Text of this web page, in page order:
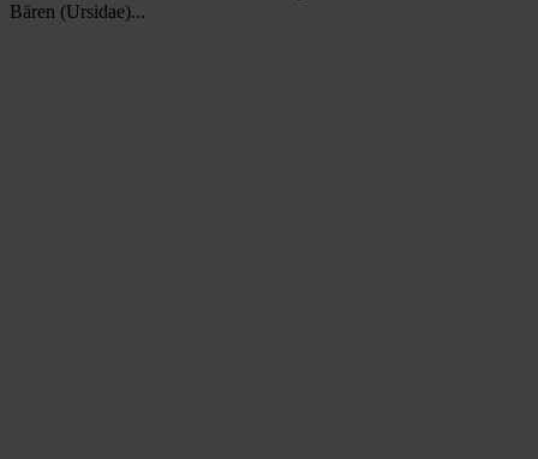
Bären (Ursidae)...